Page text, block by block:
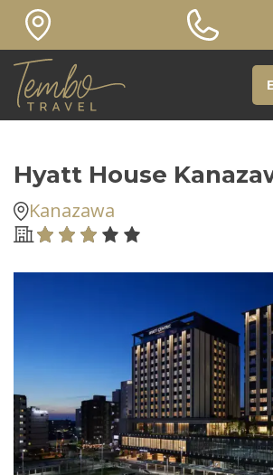
Hyatt House
Kanazawa